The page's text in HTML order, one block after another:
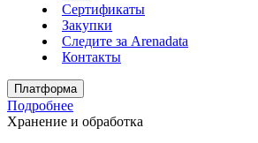
Сертификаты
Закупки
Следите за Аrenadata
Контакты
Платформа
Подробнее
Хранение и обработка